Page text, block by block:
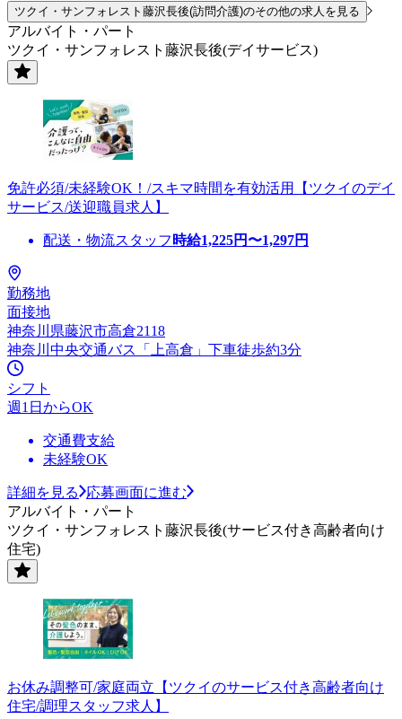
ツクイ・サンフォレスト藤沢長後(訪問介護)のその他の求人を見る
アルバイト・パート
ツクイ・サンフォレスト藤沢長後(デイサービス)
免許必須/未経験OK！/スキマ時間を有効活用【ツクイのデイ
サービス/送迎職員求人】
配送・物流スタッフ 時給1,225円〜1,297円
勤務地
面接地
神奈川県藤沢市高倉2118
神奈川中央交通バス「上高倉」下車徒歩約3分
シフト
週1日からOK
交通費支給
未経験OK
詳細を見る
応募画面に進む
アルバイト・パート
ツクイ・サンフォレスト藤沢長後(サービス付き高齢者向け
住宅)
お休み調整可/家庭両立【ツクイのサービス付き高齢者向け
住宅/調理スタッフ求人】